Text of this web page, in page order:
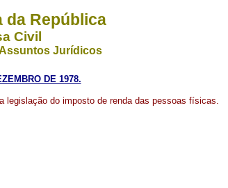
da República
Civil
Jurídicos
DE 1978.
legislação do imposto de renda das pessoas físicas.